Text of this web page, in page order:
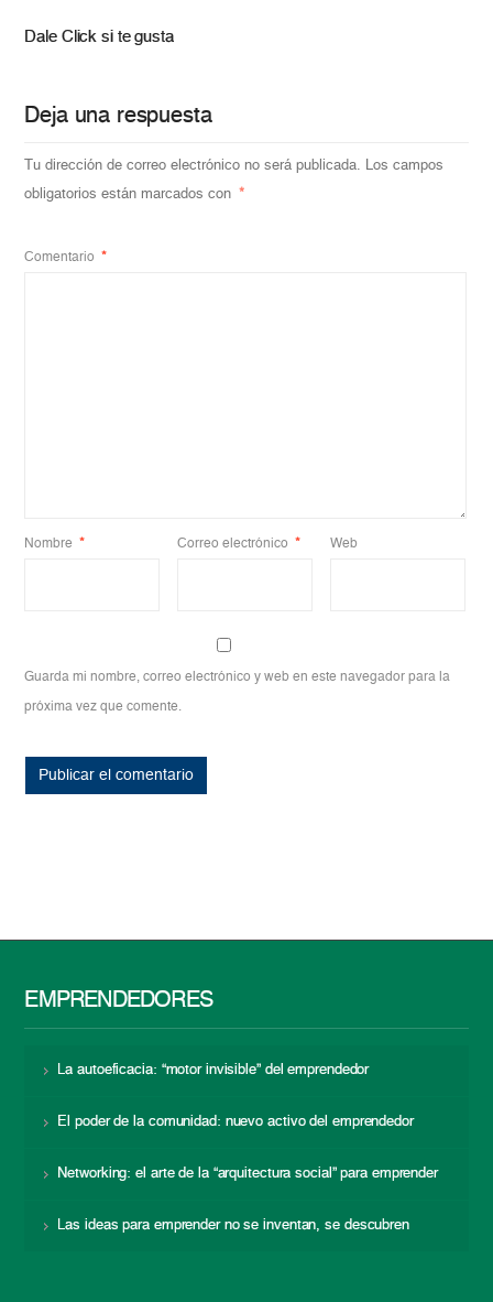
Dale Click si te gusta
Deja una respuesta
Tu dirección de correo electrónico no será publicada. Los campos
obligatorios están marcados con *
Comentario *
Nombre * Correo electrónico * Web
Guarda mi nombre, correo electrónico y web en este navegador para la
próxima vez que comente.
EMPRENDEDORES
La autoeficacia: “motor invisible” del emprendedor
El poder de la comunidad: nuevo activo del emprendedor
Networking: el arte de la “arquitectura social” para emprender
Las ideas para emprender no se inventan, se descubren